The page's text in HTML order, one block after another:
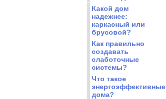
Какой дом
надежнее:
каркасный или
брусовой?
Как правильно
создавать
слаботочные
системы?
Что такое
энергоэффективные
дома?